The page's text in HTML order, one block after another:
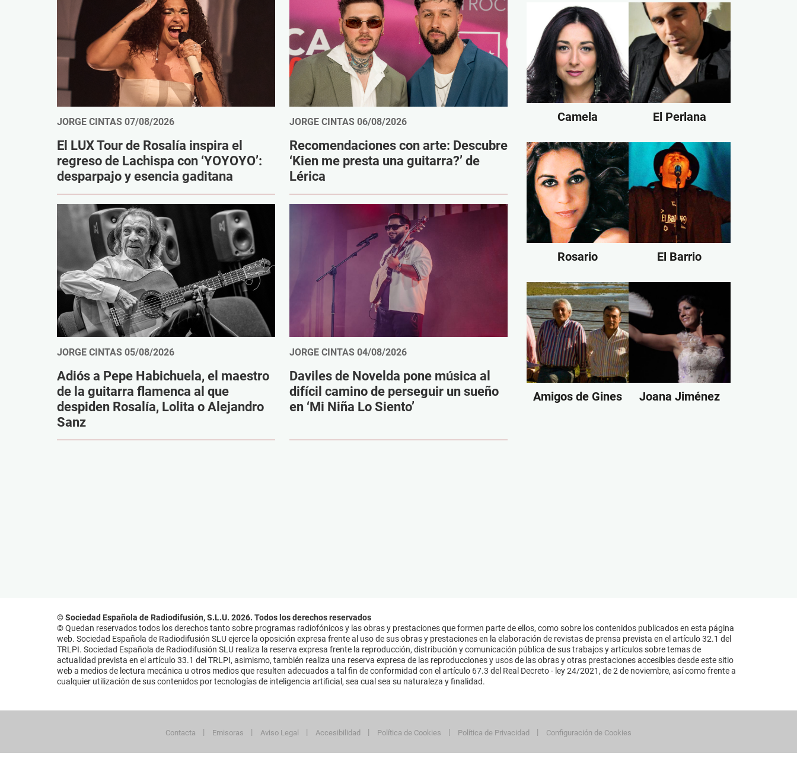
JORGE CINTAS 07/08/2026
El LUX Tour de Rosalía inspira el
regreso de Lachispa con ‘YOYOYO’:
desparpajo y esencia gaditana
JORGE CINTAS 06/08/2026
Recomendaciones con arte: Descubre
‘Kien me presta una guitarra?’ de
Lérica
JORGE CINTAS 05/08/2026
Adiós a Pepe Habichuela, el maestro
de la guitarra flamenca al que
despiden Rosalía, Lolita o Alejandro
Sanz
JORGE CINTAS 04/08/2026
Daviles de Novelda pone música al
difícil camino de perseguir un sueño
en ‘Mi Niña Lo Siento’
Camela El Perlana
Rosario El Barrio
Amigos de Gines Joana Jiménez
© Sociedad Española de Radiodifusión, S.L.U. 2026. Todos los derechos reservados
© Quedan reservados todos los derechos tanto sobre programas radiofónicos y las obras y prestaciones que formen parte de ellos, como sobre los contenidos publicados en esta página
web. Sociedad Española de Radiodifusión SLU ejerce la oposición expresa frente al uso de sus obras y prestaciones en la elaboración de revistas de prensa prevista en el artículo 32.1 del
TRLPI. Sociedad Española de Radiodifusión SLU realiza la reserva expresa frente la reproducción, distribución y comunicación pública de sus trabajos y artículos sobre temas de
actualidad prevista en el artículo 33.1 del TRLPI, asimismo, también realiza una reserva expresa de las reproducciones y usos de las obras y otras prestaciones accesibles desde este sitio
web a medios de lectura mecánica u otros medios que resulten adecuados a tal fin de conformidad con el artículo 67.3 del Real Decreto - ley 24/2021, de 2 de noviembre, así como frente a
cualquier utilización de sus contenidos por tecnologías de inteligencia artificial, sea cual sea su naturaleza y finalidad.
Contacta Emisoras Aviso Legal Accesibilidad Política de Cookies Política de Privacidad Configuración de Cookies